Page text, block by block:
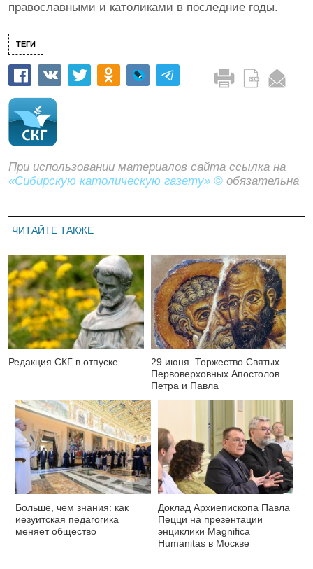
православными и католиками в последние годы.
ТЕГИ
При использовании материалов сайта ссылка на
«Сибирскую католическую газету» © обязательна
ЧИТАЙТЕ ТАКЖЕ
Редакция СКГ в отпуске
29 июня. Торжество Святых
Первоверховных Апостолов
Петра и Павла
Больше, чем знания: как
иезуитская педагогика
меняет общество
Доклад Архиепископа Павла
Пецци на презентации
энциклики Magnifica
Нumanitas в Москве